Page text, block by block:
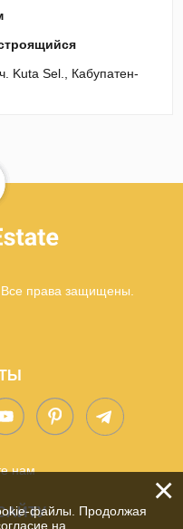
Kuta Sel., Кабупатен-
права защищены.
нам
×
файлы. Продолжая
на